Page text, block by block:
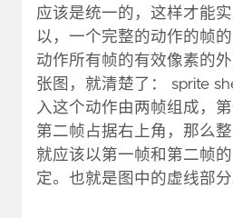
应该是统一的，这样才能
以，一个完整的动作的帧
动作所有帧的有效像素的
张图，就清楚了： sprite
入这个动作由两帧组成，
第二帧占据右上角，那么
就应该以第一帧和第二帧
定。也就是图中的虚线部